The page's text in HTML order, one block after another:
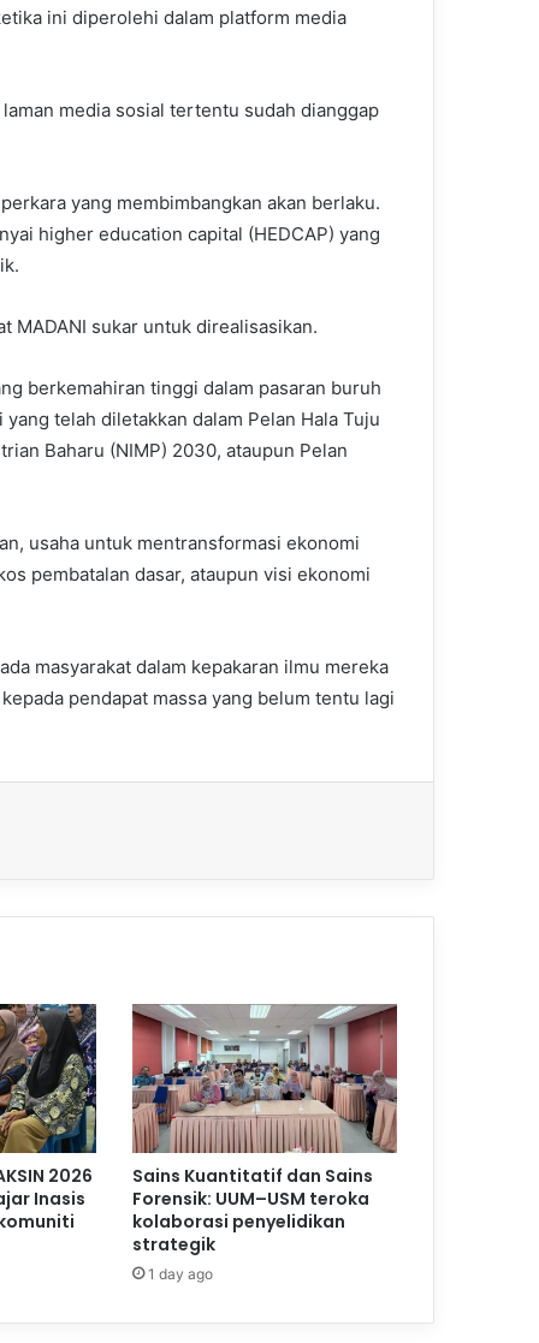
ini diperolehi dalam platform media
media sosial tertentu sudah dianggap
yang membimbangkan akan berlaku.
higher education capital (HEDCAP) yang
MADANI sukar untuk direalisasikan.
berkemahiran tinggi dalam pasaran buruh
telah diletakkan dalam Pelan Hala Tuju
Baharu (NIMP) 2030, ataupun Pelan
usaha untuk mentransformasi ekonomi
pembatalan dasar, ataupun visi ekonomi
masyarakat dalam kepakaran ilmu mereka
pendapat massa yang belum tentu lagi
2026
Inasis
Sains Kuantitatif dan Sains
Forensik: UUM–USM teroka
kolaborasi penyelidikan
strategik
1 day ago